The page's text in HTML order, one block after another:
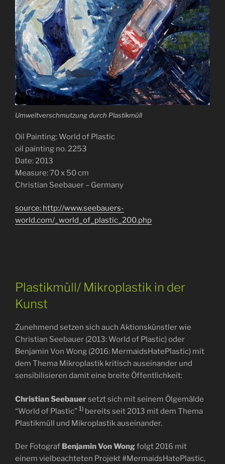
Umweltverschmutzung durch Plastikmüll
Oil Painting: World of Plastic
oil painting no. 2253
Date: 2013
Measure: 70 x 50 cm
Christian Seebauer – Germany
source: http://www.seebauers-
world.com/_world_of_plastic_200.php
Plastikmüll/ Mikroplastik in der
Kunst
Zunehmend setzen sich auch Aktionskünstler wie
Christian Seebauer (2013: World of Plastic) oder
Benjamin Von Wong (2016: MermaidsHatePlastic) mit
dem Thema Mikroplastik kritisch auseinander und
sensibilisieren damit eine breite Öffentlichkeit:
Christian Seebauersetzt sich mit seinem Ölgemälde
“World of Plastic” 1) bereits seit 2013 mit dem Thema
Plastikmüll und Mikroplastik auseinander.
Der Fotograf Benjamin Von Wongfolgt 2016 mit
einem vielbeachteten Projekt #MermaidsHatePlastic,